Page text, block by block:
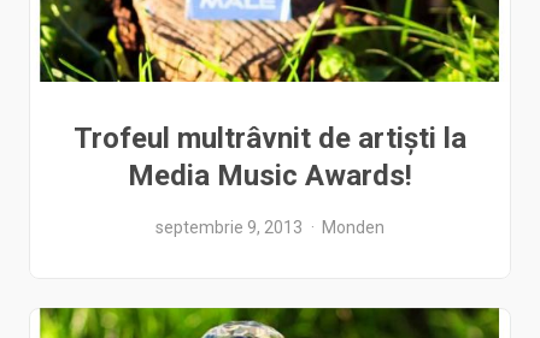
Trofeul multrâvnit de artiști la
Media Music Awards!
septembrie 9, 2013 Monden